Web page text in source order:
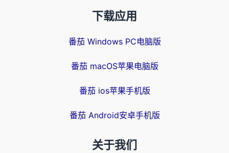
下载应用
番茄 Windows PC电脑版
番茄 macOS苹果电脑版
番茄 ios苹果手机版
番茄 Android安卓手机版
关于我们